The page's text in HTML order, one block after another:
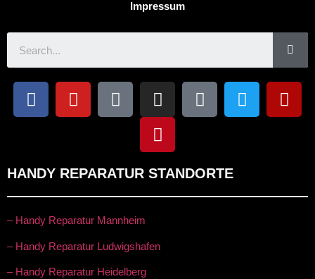
Impressum
HANDY REPARATUR STANDORTE
– Handy Reparatur Mannheim
– Handy Reparatur Ludwigshafen
– Handy Reparatur Heidelberg